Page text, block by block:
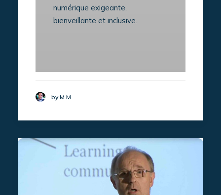
numérique exigeante,
bienveillante et inclusive.
by M M